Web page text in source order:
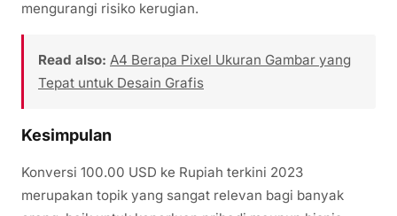
mengurangi risiko kerugian.
Read also: A4 Berapa Pixel Ukuran Gambar yang
Tepat untuk Desain Grafis
Kesimpulan
Konversi 100.00 USD ke Rupiah terkini 2023
merupakan topik yang sangat relevan bagi banyak